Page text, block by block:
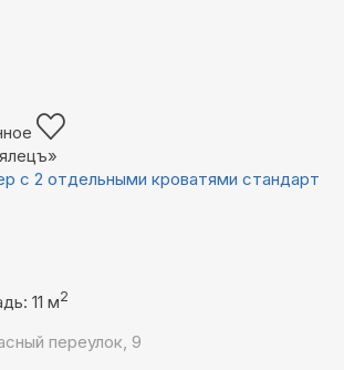
с 2 отдельными кроватями стандарт
11 м2
переулок, 9